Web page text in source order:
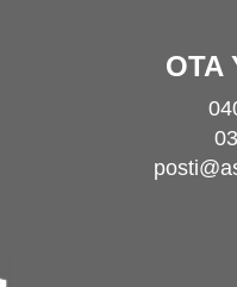
OTA